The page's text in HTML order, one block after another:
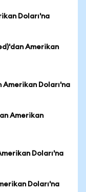
Doları'na
Amerikan
Doları'na
Amerikan
Doları'na
Doları'na